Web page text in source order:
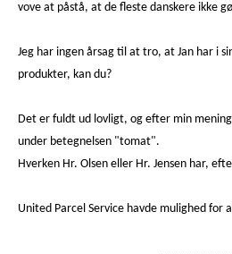
vove at påstå, at de fleste danskere ikke
Jeg har ingen årsag til at tro, at Jan har i
produkter, kan du?
Det er fuldt ud lovligt, og efter min
under betegnelsen "tomat".
Hverken Hr. Olsen eller Hr. Jensen har,
United Parcel Service havde mulighed